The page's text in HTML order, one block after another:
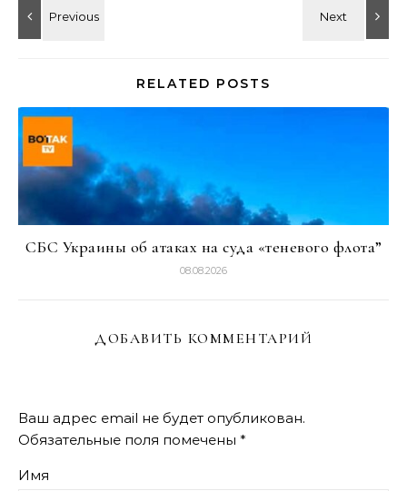
RELATED POSTS
СБС Украины об атаках на суда «теневого флота”
08.08.2026
ДОБАВИТЬ КОММЕНТАРИЙ
Ваш адрес email не будет опубликован.
Обязательные поля помечены *
Имя